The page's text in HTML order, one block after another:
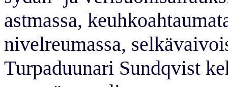
astmassa,
nivelreumassa,
Turpaduunari Sundqvist